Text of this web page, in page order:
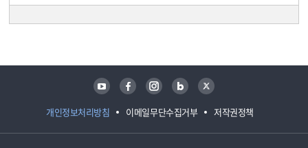
개인정보처리방침 이메일무단수집거부 저작권정책
유튜브 페이스북 인스타그램 블로그 트위터